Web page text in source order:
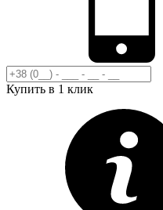
Купить в 1 клик